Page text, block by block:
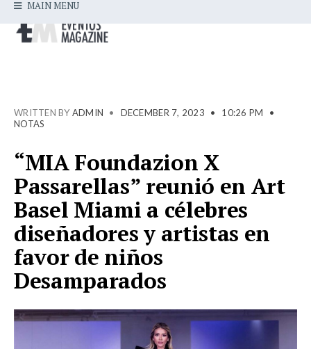
MAIN MENU
WRITTEN BY ADMIN • DECEMBER 7, 2023 • 10:26 PM
•
NOTAS
“MIA Foundazion X
Passarellas” reunió en Art
Basel Miami a célebres
diseñadores y artistas en
favor de niños
Desamparados